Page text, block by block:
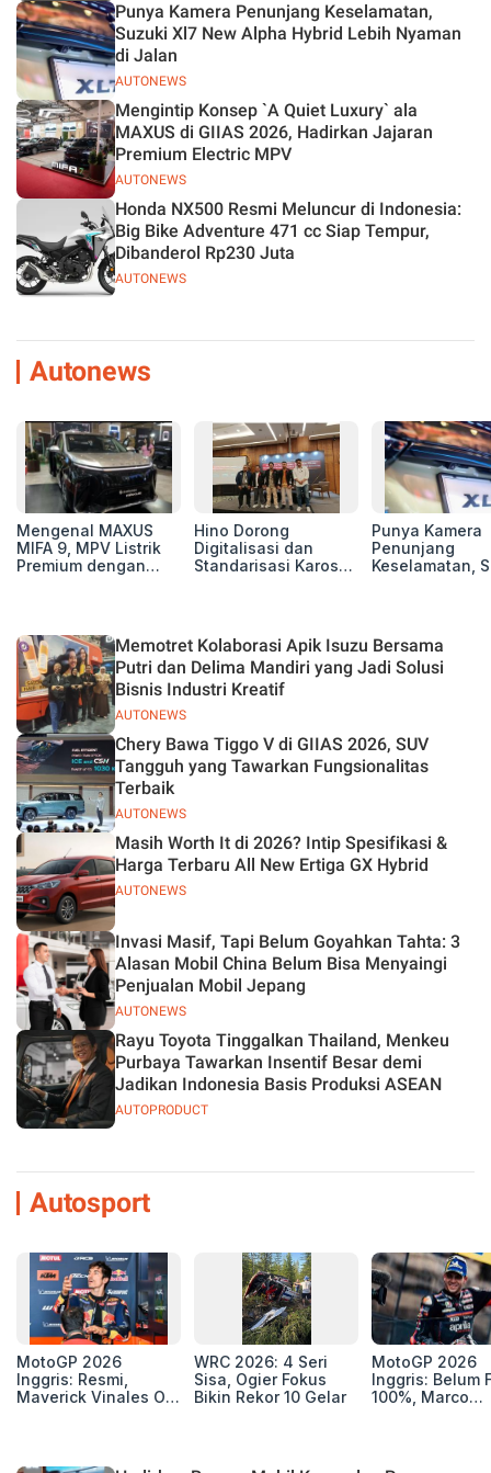
AUTONEWS
Punya Kamera Penunjang Keselamatan,
Suzuki Xl7 New Alpha Hybrid Lebih Nyaman
di Jalan
AUTONEWS
Mengintip Konsep `A Quiet Luxury` ala
MAXUS di GIIAS 2026, Hadirkan Jajaran
Premium Electric MPV
AUTONEWS
Honda NX500 Resmi Meluncur di Indonesia:
Big Bike Adventure 471 cc Siap Tempur,
Dibanderol Rp230 Juta
Autonews
Mengenal MAXUS
MIFA 9, MPV Listrik
Premium dengan
Hino Dorong
Digitalisasi dan
Standarisasi Karoseri
Punya Kamera
Penunjang
Keselamatan,
AUTONEWS
Memotret Kolaborasi Apik Isuzu Bersama
Putri dan Delima Mandiri yang Jadi Solusi
Bisnis Industri Kreatif
AUTONEWS
Chery Bawa Tiggo V di GIIAS 2026, SUV
Tangguh yang Tawarkan Fungsionalitas
Terbaik
AUTONEWS
Masih Worth It di 2026? Intip Spesifikasi &
Harga Terbaru All New Ertiga GX Hybrid
AUTONEWS
Invasi Masif, Tapi Belum Goyahkan Tahta: 3
Alasan Mobil China Belum Bisa Menyaingi
Penjualan Mobil Jepang
AUTOPRODUCT
Rayu Toyota Tinggalkan Thailand, Menkeu
Purbaya Tawarkan Insentif Besar demi
Jadikan Indonesia Basis Produksi ASEAN
Autosport
MotoGP 2026
Inggris: Resmi,
Maverick Vinales Out
Selanjutnya Belum
WRC 2026: 4 Seri
Sisa, Ogier Fokus
Bikin Rekor 10 Gelar
MotoGP 2026
Inggris: Belum
100%, Marco
GP